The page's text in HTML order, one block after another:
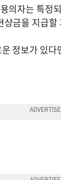
의자는 특정
금을 지급
정보가 있